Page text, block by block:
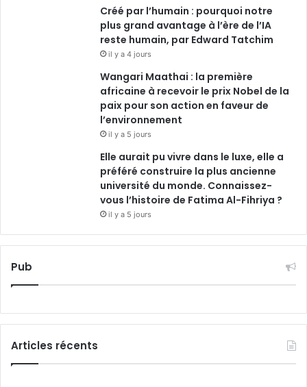
Créé par l’humain : pourquoi notre
plus grand avantage à l’ère de l’IA
reste humain, par Edward Tatchim
il y a 4 jours
Wangari Maathai : la première
africaine à recevoir le prix Nobel de la
paix pour son action en faveur de
l’environnement
il y a 5 jours
Elle aurait pu vivre dans le luxe, elle a
préféré construire la plus ancienne
université du monde. Connaissez-
vous l’histoire de Fatima Al-Fihriya ?
il y a 5 jours
Pub
Articles récents